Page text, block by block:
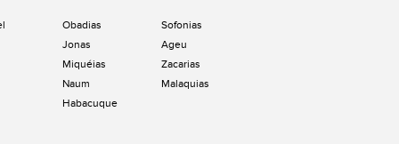
Obadias
Jonas
Miquéias
Naum
Habacuque
Sofonias
Ageu
Zacarias
Malaquias